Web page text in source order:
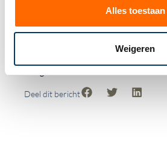
Alles toestaan
Weigeren
btw@govers.nl, of
Deel dit bericht